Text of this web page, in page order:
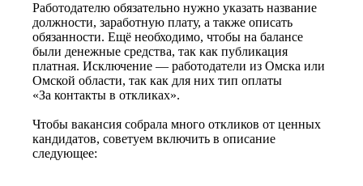
Работодателю обязательно нужно указать название
должности, заработную плату, а также описать
обязанности. Ещё необходимо, чтобы на балансе
были денежные средства, так как публикация
платная. Исключение — работодатели из Омска или
Омской области, так как для них тип оплаты
«За контакты в откликах».
Чтобы вакансия собрала много откликов от ценных
кандидатов, советуем включить в описание
следующее: